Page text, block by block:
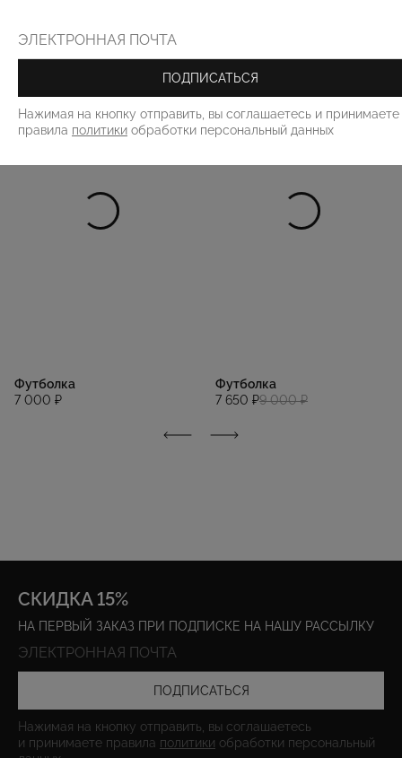
РЕКОМЕНДУЕМ
Футболка
7 000 ₽
Футболка
7 650 ₽9 000 ₽
СКИДКА 15%
НА ПЕРВЫЙ ЗАКАЗ ПРИ ПОДПИСКЕ НА НАШУ РАССЫЛКУ
ПОДПИСАТЬСЯ
Нажимая на кнопку отправить, вы соглашаетесь
и принимаете правила политики обработки персональный
ПОДПИСАТЬСЯ
Нажимая на кнопку отправить, вы соглашаетесь и принимаете
правила политики обработки персональный данных